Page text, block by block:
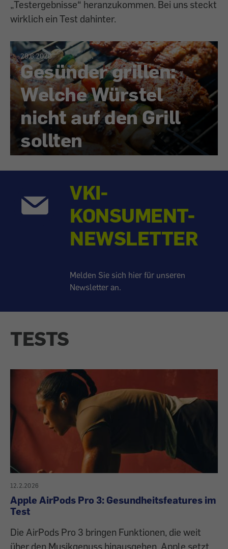
„Testergebnisse“ heranzukommen. Bei uns steckt
wirklich ein Test dahinter.
29.6.2026
Gesünder grillen:
Welche Würstel
nicht auf den Grill
sollten
VKI-
KONSUMENT-
NEWSLETTER
Melden Sie sich hier für unseren
Newsletter an.
TESTS
12.2.2026
Apple AirPods Pro 3: Gesundheitsfeatures im
Test
Die AirPods Pro 3 bringen Funktionen, die weit
über den Musikgenuss hinausgehen. Apple setzt